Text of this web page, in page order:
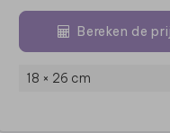
Bereken de
18 × 26 cm